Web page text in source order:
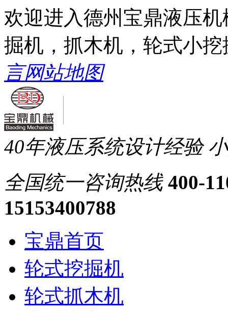
欢迎进入德州宝鼎液压
掘机，抓木机，轮式小
言网站地图
40年液压系统设计经验
全国统一咨询热线 400-
15153400788
宝鼎首页
轮式挖掘机
轮式抓木机